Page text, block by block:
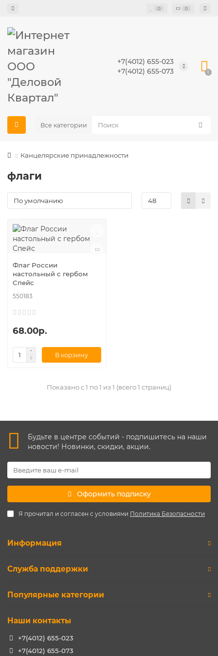
0 0
+7(4012) 655-023
+7(4012) 655-073
0
Все категории
Канцелярские принадлежности
флаги
Флаг России
настольный с гербом
Спейс
550183
68.00р.
В корзину
Показано с 1 по 1 из 1 (всего 1 страниц)
Будьте в центре событий - подпишитесь на наши
новости! Новинки, скидки, акции.
Оформить подписку
Я прочитал и согласен с условиями Политика Безопасности
Информация
Служба поддержки
Популярные категории
Наши контакты
+7(4012) 655-023
+7(4012) 655-073